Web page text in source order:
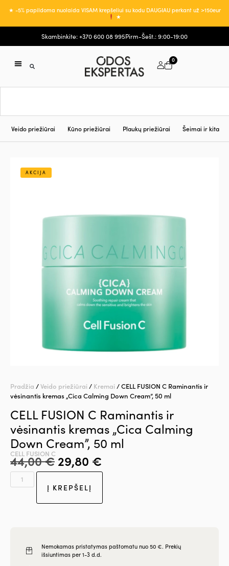
★ -5% papildoma nuolaida VISAM krepšeliui su kodu DAUGIAU perkant už >150eur
★
Skambinkite: +370 600 08 995Pirm-Šešt.: 9:00-19:00
0
Veido priežiūrai Kūno priežiūrai Plaukų priežiūrai Šeimai ir kita
AKCIJA
Pradžia /Veido priežiūrai / Kremai / CELL FUSION C Raminantis ir
vėsinantis kremas „Cica Calming Down Cream”, 50 ml
CELL FUSION C Raminantis ir
vėsinantis kremas „Cica Calming
Down Cream”, 50 ml
CELL FUSION C
44,00€ 29,80 €
Į KREPŠELĮ
Nemokamas pristatymas paštomatu nuo 50 €. Prekių
išsiuntimas per 1-3 d.d.